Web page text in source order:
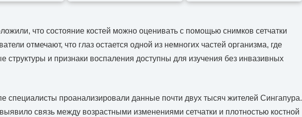
что состояние костей можно оценивать с помощью снимков сетчатки
отмечают, что глаз остается одной из немногих частей организма, где
структуры и признаки воспаления доступны для изучения без инвазивных
специалисты проанализировали данные почти двух тысяч жителей Сингапура.
связь между возрастными изменениями сетчатки и плотностью костной